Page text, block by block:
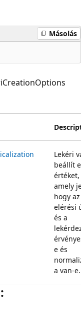
Másolás
Lekéri
beállít
értéket,
amely
hogy az
elérési
és a
e és
a van-e.